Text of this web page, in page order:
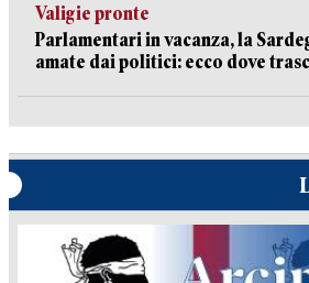
Valigie pronte
Parlamentari in vacanza, la
amate dai politici: ecco dove